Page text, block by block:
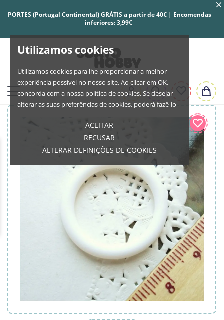
Utilizamos cookies
Utilizamos cookies para lhe proporcionar a melhor
experiência possível no nosso site. Ao clicar em OK,
concorda com a nossa política de cookies. Se desejar
alterar as suas preferências de cookies, poderá fazê-lo
ACEITAR
RECUSAR
ALTERAR DEFINIÇÕES DE COOKIES
PORTES (Portugal Continental) GRÁTIS a partir de 40€ | Encomendas
inferiores: 3,99€